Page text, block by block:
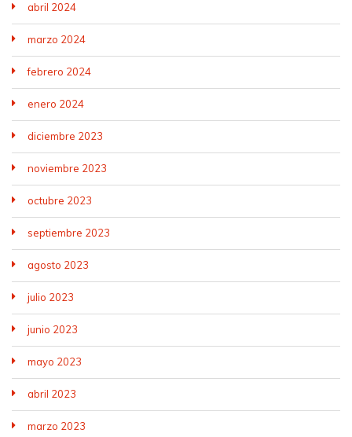
abril 2024
marzo 2024
febrero 2024
enero 2024
diciembre 2023
noviembre 2023
octubre 2023
septiembre 2023
agosto 2023
julio 2023
junio 2023
mayo 2023
abril 2023
marzo 2023